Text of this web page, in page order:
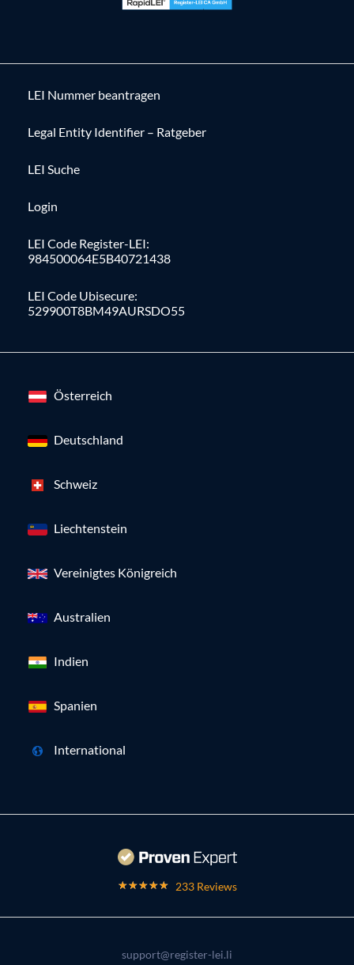
LEI Nummer beantragen
Legal Entity Identifier – Ratgeber
LEI Suche
Login
LEI Code Register-LEI:
984500064E5B40721438
LEI Code Ubisecure:
529900T8BM49AURSDO55
Österreich
Deutschland
Schweiz
Liechtenstein
Vereinigtes Königreich
Australien
Indien
Spanien
International
233 Reviews
support@register-lei.li